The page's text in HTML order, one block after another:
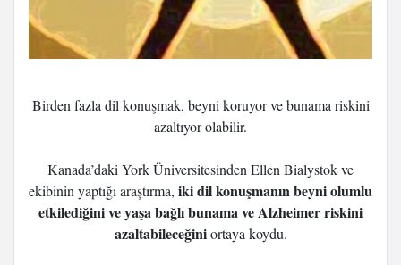
Birden fazla dil konuşmak, beyni koruyor ve bunama riskini
azaltıyor olabilir.
Kanada’daki York Üniversitesinden Ellen Bialystok ve
ekibinin yaptığı araştırma, iki dil konuşmanın beyni olumlu
etkilediğini ve yaşa bağlı bunama ve Alzheimer riskini
azaltabileceğiniortaya koydu.